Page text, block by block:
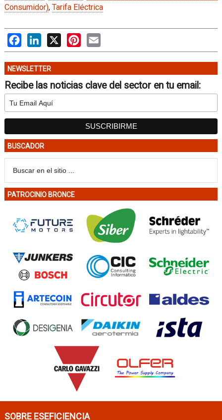
Consumidor), Tarifa Eléctrica
FacebookLinkedIn
X PinterestEmail
NEWSLETTER
Recibe las noticias clave del sector en tu email:
BUSCADOR
PATROCINIO BRONCE
SOBRE ESEFICIENCIA